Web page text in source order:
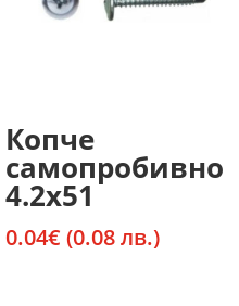
Копче
самопробивно
4.2х51
0.04€ (0.08 лв.)